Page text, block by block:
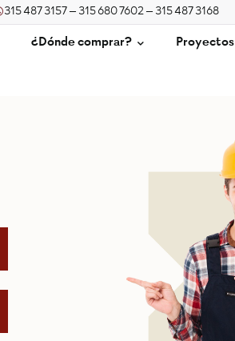
315 487 3157 – 315 680 7602 – 315 487 3168
¿Dónde comprar? Proyectos